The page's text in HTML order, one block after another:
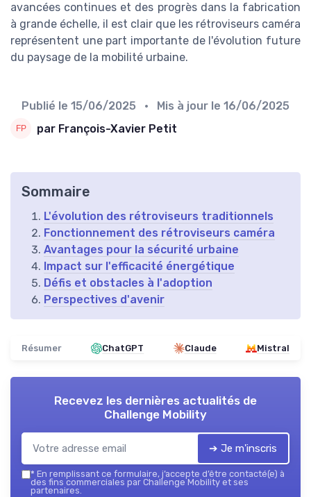
avancées continues et des progrès dans la fabrication
à grande échelle, il est clair que les rétroviseurs caméra
représentent une part importante de l'évolution future
du paysage de la mobilité urbaine.
Publié le 15/06/2025 • Mis à jour le 16/06/2025
par François-Xavier Petit
Sommaire
L'évolution des rétroviseurs traditionnels
Fonctionnement des rétroviseurs caméra
Avantages pour la sécurité urbaine
Impact sur l'efficacité énergétique
Défis et obstacles à l'adoption
Perspectives d'avenir
Résumer ChatGPT Claude Mistral
Recevez les dernières actualités de
Challenge Mobility
➔ Je m'inscris
* En remplissant ce formulaire, j’accepte d’être contacté(e) à
des fins commerciales par Challenge Mobility et ses
partenaires.